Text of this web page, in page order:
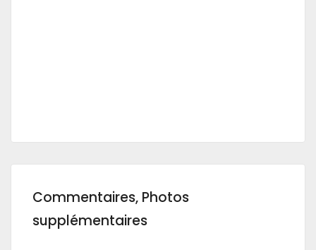
Commentaires, Photos
supplémentaires